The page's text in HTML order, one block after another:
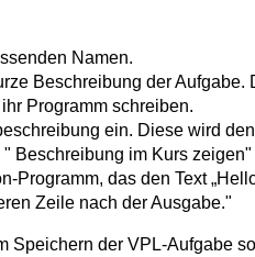
Namen.
Beschreibung der Aufgabe.
Programm schreiben.
ein. Diese wird
" Beschreibung im Kurs
Programm, das den Text
Zeile nach der Ausgabe."
Speichern der VPL-Aufgabe